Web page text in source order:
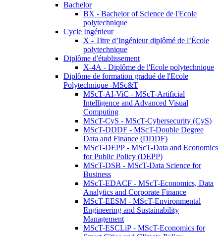
Bachelor
BX - Bachelor of Science de l'Ecole
polytechnique
Cycle Ingénieur
X - Titre d’Ingénieur diplômé de l’École
polytechnique
Diplôme d'établissement
X-4A - Diplôme de l'Ecole polytechnique
Diplôme de formation gradué de l'Ecole
Polytechnique -MSc&T
MScT-AI-ViC - MScT-Artificial
Intelligence and Advanced Visual
Computing
MScT-CyS - MScT-Cybersecurity (CyS)
MScT-DDDF - MScT-Double Degree
Data and Finance (DDDF)
MScT-DEPP - MScT-Data and Economics
for Public Policy (DEPP)
MScT-DSB - MScT-Data Science for
Business
MScT-EDACF - MScT-Economics, Data
Analytics and Corporate Finance
MScT-EESM - MScT-Environmental
Engineering and Sustainability
Management
MScT-ESCLiP - MScT-Economics for